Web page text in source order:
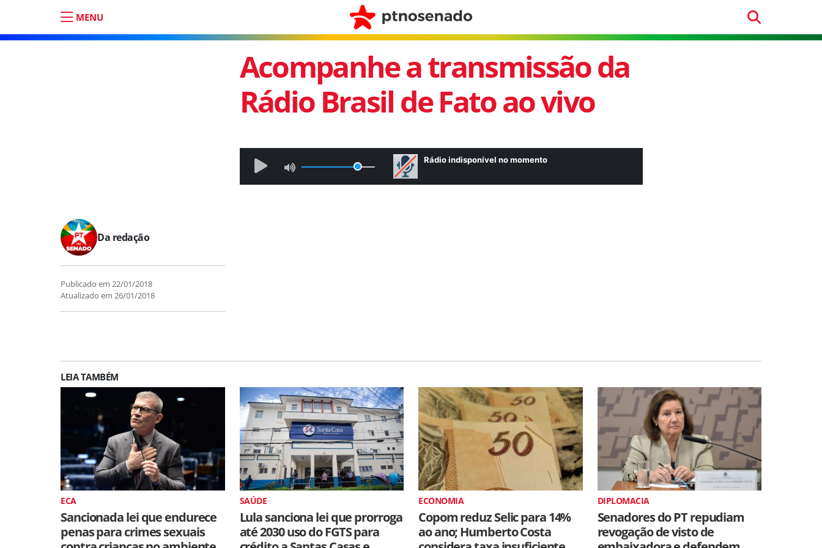
MENU
Acompanhe a transmissão da
Rádio Brasil de Fato ao vivo
Da redação
Publicado em 22/01/2018
Atualizado em 26/01/2018
LEIA TAMBÉM
ECA
Sancionada lei que endurece
penas para crimes sexuais
SAÚDE
Lula sanciona lei que prorroga
até 2030 uso do FGTS para
ECONOMIA
Copom reduz Selic para 14%
ao ano; Humberto Costa
DIPLOMACIA
Senadores do PT repudiam
revogação de visto de